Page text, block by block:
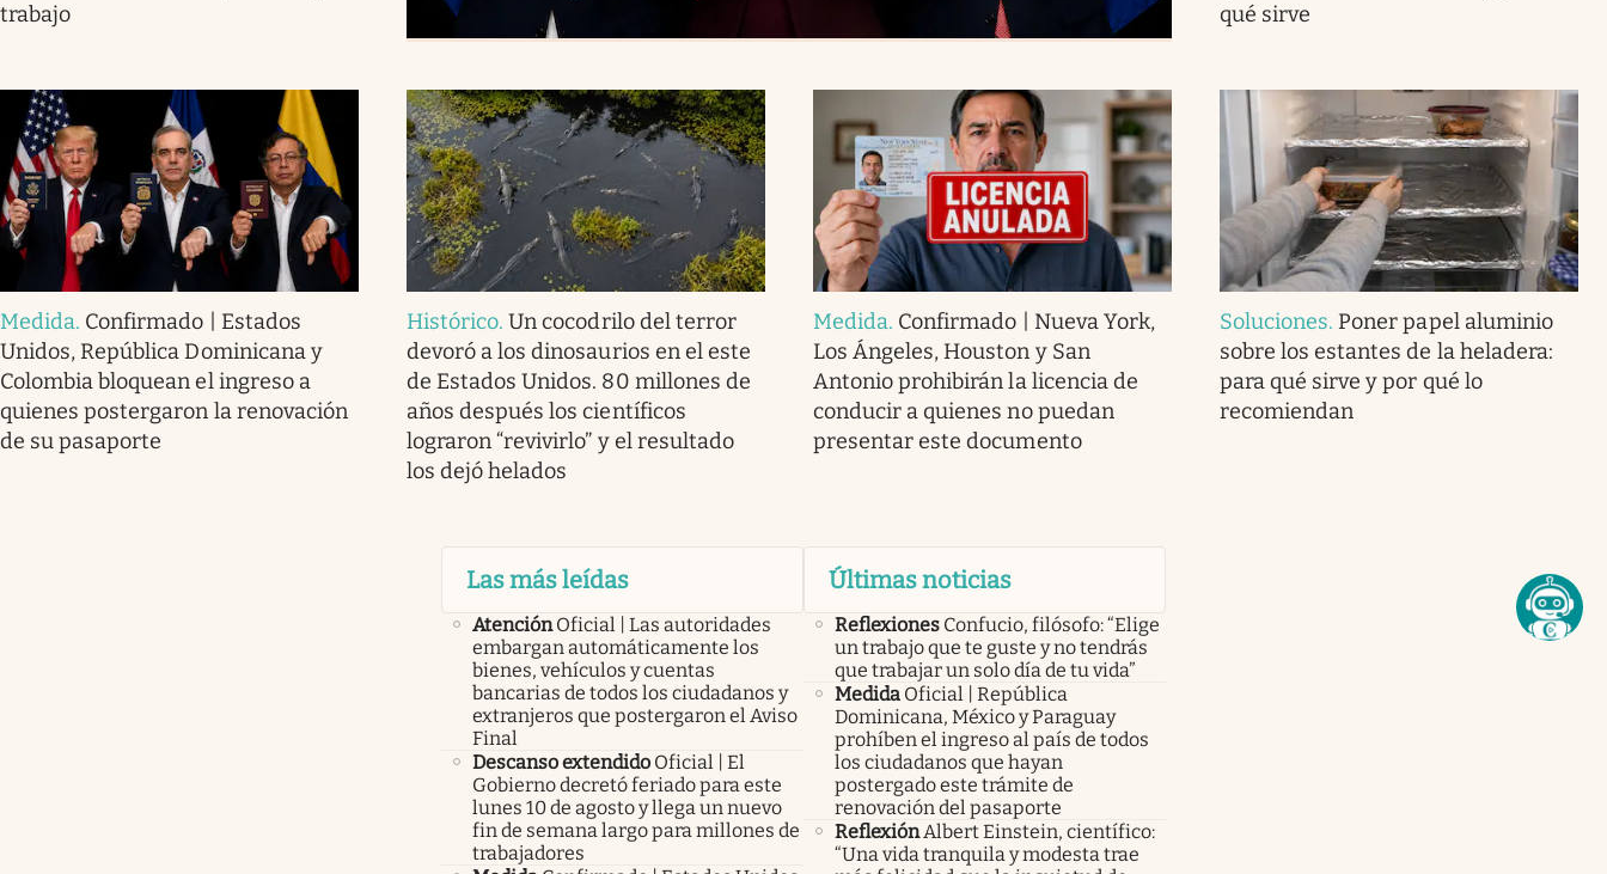
trabajo
qué sirve
Medida. Confirmado | Estados
Unidos, República Dominicana y
Colombia bloquean el ingreso a
quienes postergaron la renovación
de su pasaporte
Histórico.Un cocodrilo del terror
devoró a los dinosaurios en el este
de Estados Unidos. 80 millones de
años después los científicos
lograron “revivirlo” y el resultado
los dejó helados
Medida. Confirmado | Nueva York,
Los Ángeles, Houston y San
Antonio prohibirán la licencia de
conducir a quienes no puedan
presentar este documento
Soluciones. Poner papel aluminio
sobre los estantes de la heladera:
para qué sirve y por qué lo
recomiendan
Las más leídas
Atención Oficial | Las autoridades
embargan automáticamente los
bienes, vehículos y cuentas
bancarias de todos los ciudadanos y
extranjeros que postergaron el Aviso
Final
Descanso extendido Oficial | El
Gobierno decretó feriado para este
lunes 10 de agosto y llega un nuevo
fin de semana largo para millones de
trabajadores
Últimas noticias
Reflexiones Confucio, filósofo: “Elige
un trabajo que te guste y no tendrás
que trabajar un solo día de tu vida”
Medida Oficial | República
Dominicana, México y Paraguay
prohíben el ingreso al país de todos
los ciudadanos que hayan
postergado este trámite de
renovación del pasaporte
ReflexiónAlbert Einstein, científico:
“Una vida tranquila y modesta trae